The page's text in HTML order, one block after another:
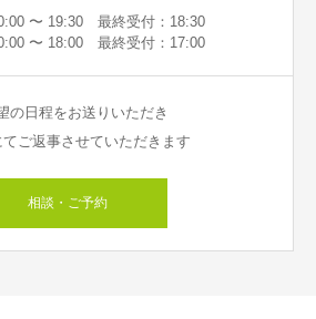
〜 19:30 最終受付：18:30
〜 18:00 最終受付：17:00
の日程をお送りいただき
てご返事させていただきます
相談・ご予約